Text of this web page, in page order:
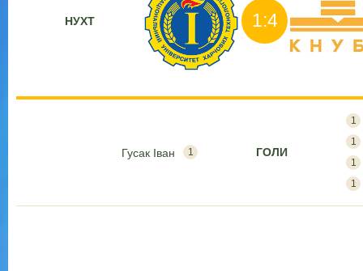
НУХТ 1:4
1
Гусак Іван ГОЛИ
1
1
1
1